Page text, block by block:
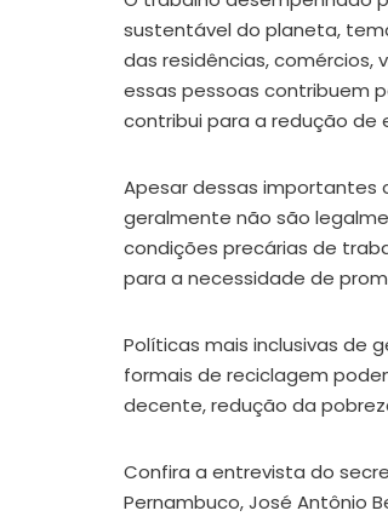
sustentável do planeta,
das residências, comércios,
essas pessoas contribuem
contribui para a redução de
Apesar dessas importantes
geralmente não são
condições precárias de
para a necessidade de
Políticas mais inclusivas de
formais de reciclagem
decente, redução da
Confira a entrevista do
Pernambuco, José Antônio